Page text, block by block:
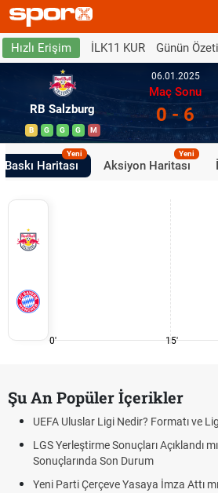
Hızlı Erişim İLK11 KUR Günün Özeti
RB Salzburg
B G G G M
06.01.2025
Maç Sonu
0 - 6
Baskı Haritası
Yeni
Aksiyon Haritası
Yeni
0' 15'
Şu An Popüler İçerikler
UEFA Uluslar Ligi Nedir? Formatı ve
LGS Yerleştirme Sonuçları Açıklandı
Sonuçlarında Son Durum
Yeni Parti Çerçeve Yasaya İmza Attı